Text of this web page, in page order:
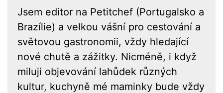
Jsem editor na Petitchef (Portugalsko a
Brazílie) a velkou vášní pro cestování a
světovou gastronomii, vždy hledající
nové chutě a zážitky. Nicméně, i když
miluji objevování lahůdek různých
kultur, kuchyně mé maminky bude vždy